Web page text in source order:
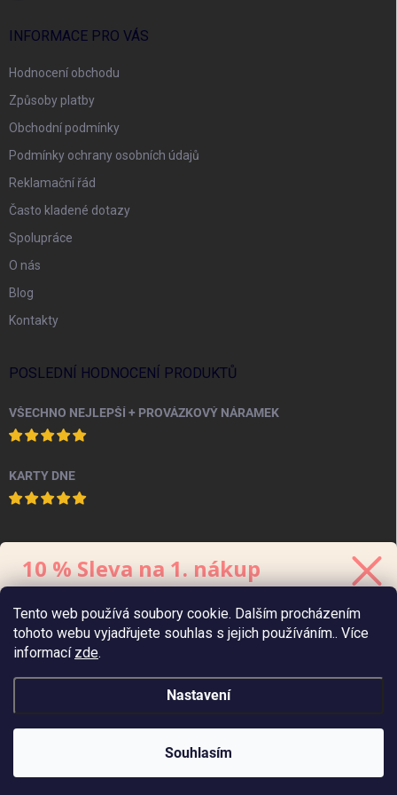
Tento web používá soubory cookie. Dalším procházením
tohoto webu vyjadřujete souhlas s jejich používáním.. Více
informací zde.
Nastavení
Souhlasím
INFORMACE PRO VÁS
Hodnocení obchodu
Způsoby platby
Obchodní podmínky
Podmínky ochrany osobních údajů
Reklamační řád
Často kladené dotazy
Spolupráce
O nás
Blog
Kontakty
POSLEDNÍ HODNOCENÍ PRODUKTŮ
VŠECHNO NEJLEPŠÍ + PROVÁZKOVÝ NÁRAMEK
KARTY DNE
PINTEREST
Chaukiss . Všechna práva vyhrazena.
10 % Sleva na 1. nákup
Kód platí 48 hodin, minimální hodnotaobjednávkyje 700 Kč.
Zaslat 10% slevu